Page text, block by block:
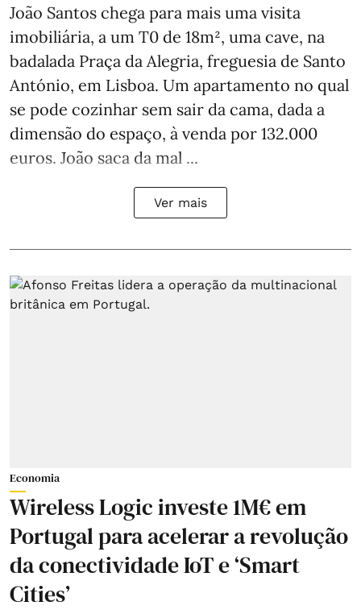
João Santos chega para mais uma visita
imobiliária, a um T0 de 18m², uma cave, na
badalada Praça da Alegria, freguesia de Santo
António, em Lisboa. Um apartamento no qual
se pode cozinhar sem sair da cama, dada a
dimensão do espaço, à venda por 132.000
euros. João saca da mal ...
Ver mais
Economia
Wireless Logic investe 1M€ em
Portugal para acelerar a revolução
da conectividade IoT e ‘Smart
Cities’